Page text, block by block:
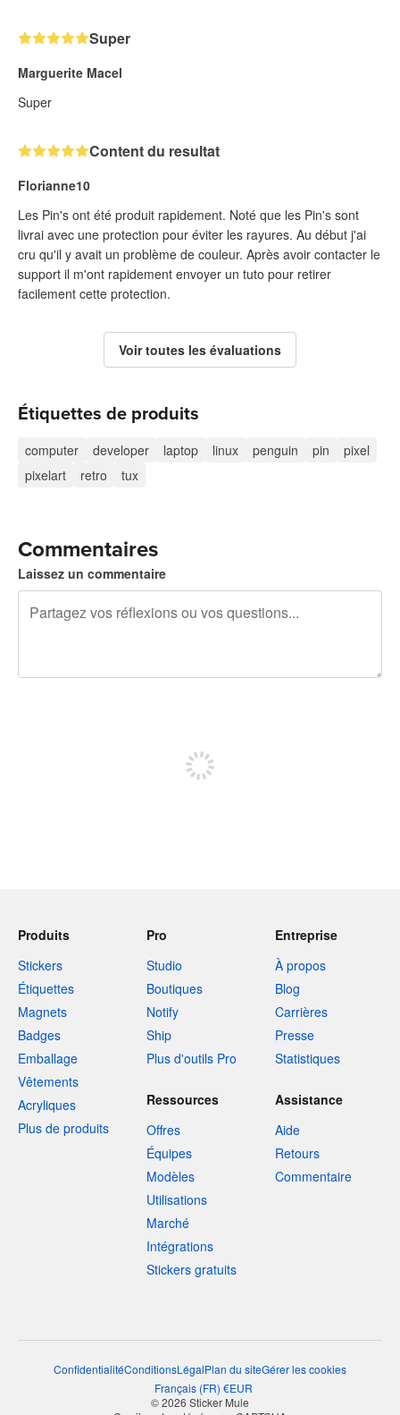
Super
Marguerite Macel
Super
Content du resultat
Florianne10
Les Pin's ont été produit rapidement. Noté que les Pin's sont
livrai avec une protection pour éviter les rayures. Au début j'ai
cru qu'il y avait un problème de couleur. Après avoir contacter le
support il m'ont rapidement envoyer un tuto pour retirer
facilement cette protection.
Voir toutes les évaluations
Étiquettes de produits
computer developer laptop linux penguin pin
pixel
pixelart
retro tux
Commentaires
Laissez un commentaire
Produits
Stickers
Étiquettes
Magnets
Badges
Emballage
Vêtements
Acryliques
Plus de produits
Pro
Studio
Boutiques
Notify
Ship
Plus d'outils Pro
Entreprise
À propos
Blog
Carrières
Presse
Statistiques
Ressources
Offres
Équipes
Modèles
Utilisations
Marché
Intégrations
Stickers gratuits
Assistance
Aide
Retours
Commentaire
ConfidentialitéConditionsLégalPlan du siteGérer les cookies
Français (FR) €EUR
© 2026 Sticker Mule